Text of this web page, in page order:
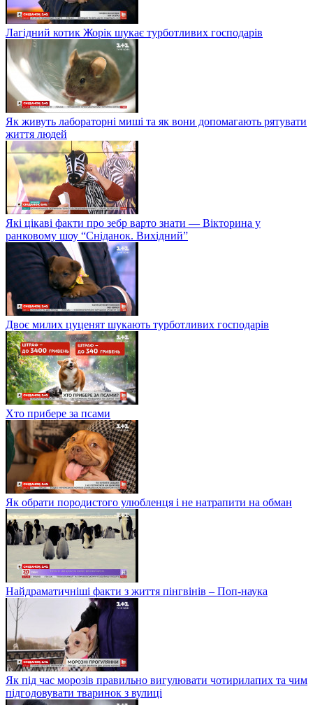
Лагідний котик Жорік шукає турботливих господарів
Як живуть лабораторні миші та як вони допомагають рятувати
життя людей
Які цікаві факти про зебр варто знати — Вікторина у
ранковому шоу “Сніданок. Вихідний”
Двоє милих цуценят шукають турботливих господарів
Хто прибере за псами
Як обрати породистого улюбленця і не натрапити на обман
Найдраматичніші факти з життя пінгвінів – Поп-наука
Як під час морозів правильно вигулювати чотирилапих та чим
підгодовувати тваринок з вулиці